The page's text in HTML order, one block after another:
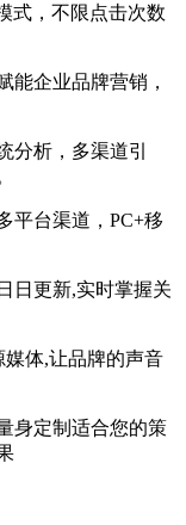
式，不限点击次数
能企业品牌营销，
分析，多渠道引
平台渠道，PC+移
日更新,实时掌握关
媒体,让品牌的声音
身定制适合您的策